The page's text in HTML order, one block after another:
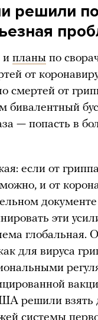
решили
и планы по
от
смертей от
бивалентный
— попасть в
если от
и от
документе
эти
глобальная.
для вируса
решили взять
системы